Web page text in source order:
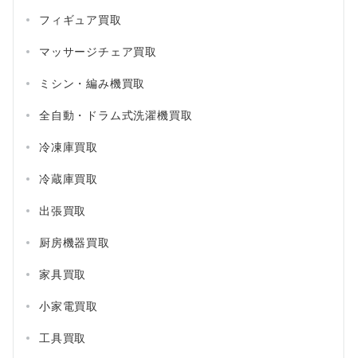
フィギュア買取
マッサージチェア買取
ミシン・編み機買取
全自動・ドラム式洗濯機買取
冷凍庫買取
冷蔵庫買取
出張買取
厨房機器買取
家具買取
小家電買取
工具買取